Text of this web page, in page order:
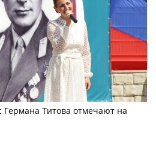
Германа Титова отмечают на